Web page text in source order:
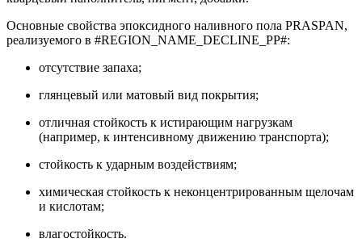
Основные свойства эпоксидного наливного пола PRASPAN,
реализуемого в #REGION_NAME_DECLINE_PP#:
отсутствие запаха;
глянцевый или матовый вид покрытия;
отличная стойкость к истирающим нагрузкам
(например, к интенсивному движению транспорта);
стойкость к ударным воздействиям;
химическая стойкость к неконцентрированным щелочам
и кислотам;
влагостойкость.